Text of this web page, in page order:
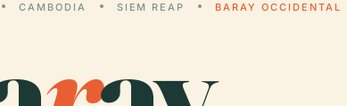
CAMBODIA SIEM REAP BARAY OCCIDENTAL